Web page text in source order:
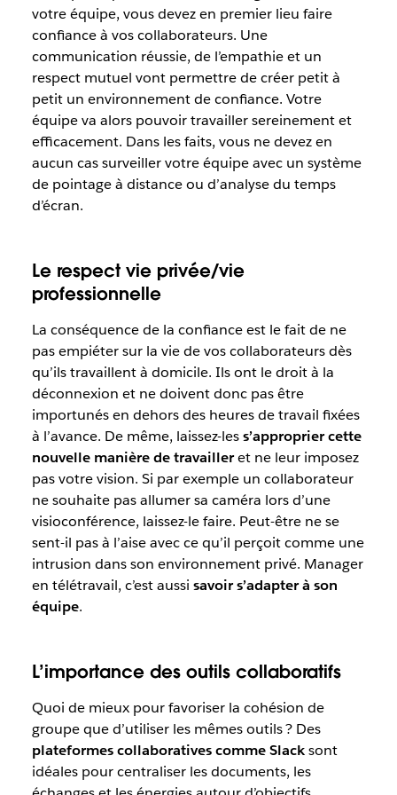
votre équipe, vous devez en premier lieu faire
confiance à vos collaborateurs. Une
communication réussie, de l’empathie et un
respect mutuel vont permettre de créer petit à
petit un environnement de confiance. Votre
équipe va alors pouvoir travailler sereinement et
efficacement. Dans les faits, vous ne devez en
aucun cas surveiller votre équipe avec un système
de pointage à distance ou d’analyse du temps
d’écran.
Le respect vie privée/vie
professionnelle
La conséquence de la confiance est le fait de ne
pas empiéter sur la vie de vos collaborateurs dès
qu’ils travaillent à domicile. Ils ont le droit à la
déconnexion et ne doivent donc pas être
importunés en dehors des heures de travail fixées
à l’avance. De même, laissez-less’approprier cette
nouvelle manière de travailleret ne leur imposez
pas votre vision. Si par exemple un collaborateur
ne souhaite pas allumer sa caméra lors d’une
visioconférence, laissez-le faire. Peut-être ne se
sent-il pas à l’aise avec ce qu’il perçoit comme une
intrusion dans son environnement privé. Manager
en télétravail, c’est aussi savoir s’adapter à son
équipe.
L’importance des outils collaboratifs
Quoi de mieux pour favoriser la cohésion de
groupe que d’utiliser les mêmes outils ? Des
plateformes collaboratives comme Slacksont
idéales pour centraliser les documents, les